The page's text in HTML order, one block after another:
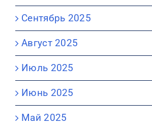
Сентябрь 2025
Август 2025
Июль 2025
Июнь 2025
Май 2025